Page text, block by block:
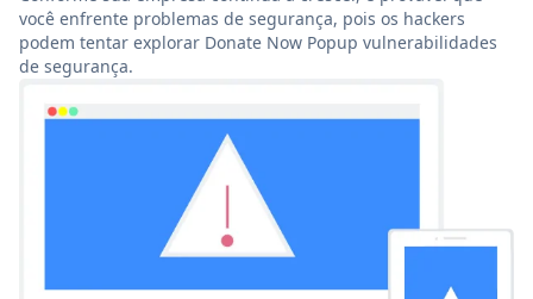
você enfrente problemas de segurança, pois os hackers
podem tentar explorar Donate Now Popup vulnerabilidades
de segurança.